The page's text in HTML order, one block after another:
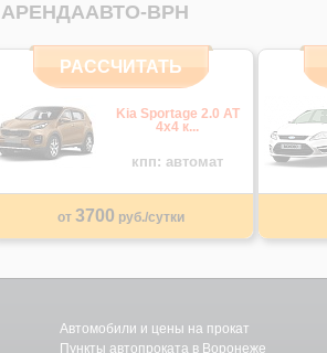
ВРН
РАССЧИТАТЬ
Kia Sportage 2.0 AT
4х4 к...
кпп: автомат
от 3700 руб./сутки
Автомобили и цены на прокат
Пункты автопроката в Воронеже